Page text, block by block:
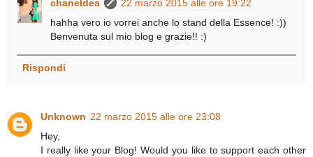
chaneldea
22 marzo 2015 alle ore 19:22
hahha vero io vorrei anche lo stand della Essence! :))
Benvenuta sul mio blog e grazie!! :)
Rispondi
Unknown 22 marzo 2015 alle ore 23:08
Hey,
I really like your Blog! Would you like to support each other